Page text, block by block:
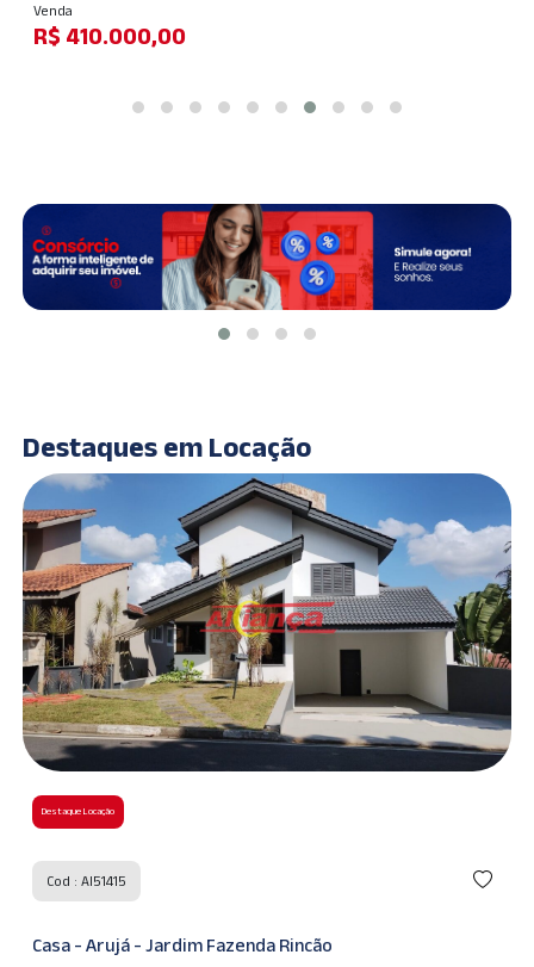
Venda
R$ 550.000,00
Destaques em Locação
Destaque Locação
Cod : AI51415
Casa - Arujá - Jardim Fazenda Rincão